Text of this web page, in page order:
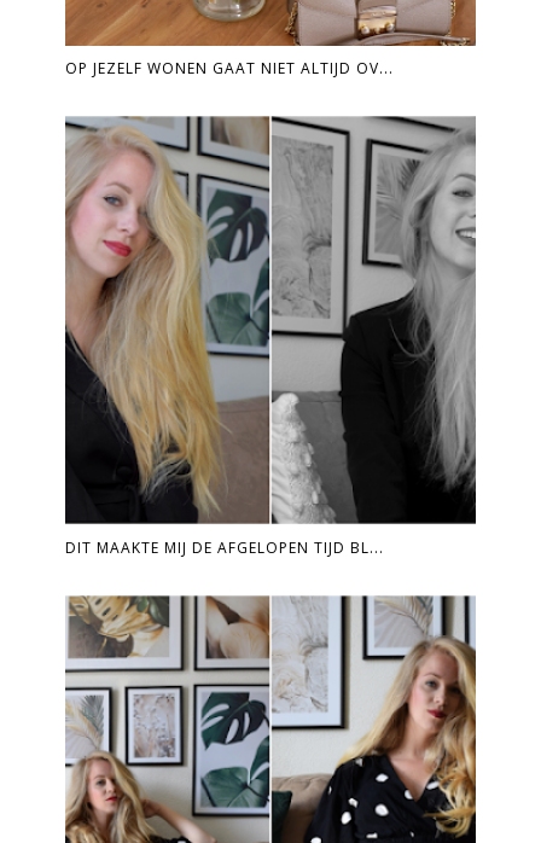
OP JEZELF WONEN GAAT NIET ALTIJD OV...
DIT MAAKTE MIJ DE AFGELOPEN TIJD BL...